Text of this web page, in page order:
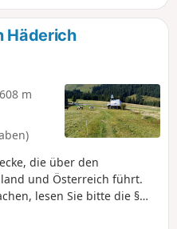
Häderich
m
die über den
und Österreich führt.
lesen Sie bitte die §